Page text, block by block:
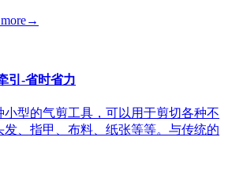
→
引-省时省力
小型的气剪工具，可以用于剪切各种不
发、指甲、布料、纸张等等。与传统的